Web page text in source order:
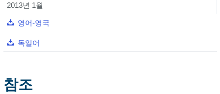
2013년 1월
영어-영국
독일어
참조